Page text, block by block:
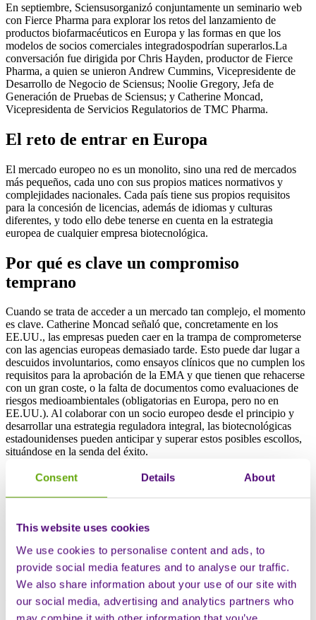
Consent Details About
This website uses cookies
We use cookies to personalise content and ads, to
provide social media features and to analyse our traffic.
We also share information about your use of our site with
our social media, advertising and analytics partners who
En septiembre, Sciensusorganizó conjuntamente un seminario web
con Fierce Pharma para explorar los retos del lanzamiento de
productos biofarmacéuticos en Europa y las formas en que los
modelos de socios comerciales integradospodrían superarlos.La
conversación fue dirigida por Chris Hayden, productor de Fierce
Pharma, a quien se unieron Andrew Cummins, Vicepresidente de
Desarrollo de Negocio de Sciensus; Noolie Gregory, Jefa de
Generación de Pruebas de Sciensus; y Catherine Moncad,
Vicepresidenta de Servicios Regulatorios de TMC Pharma.
El reto de entrar en Europa
El mercado europeo no es un monolito, sino una red de mercados
más pequeños, cada uno con sus propios matices normativos y
complejidades nacionales. Cada país tiene sus propios requisitos
para la concesión de licencias, además de idiomas y culturas
diferentes, y todo ello debe tenerse en cuenta en la estrategia
europea de cualquier empresa biotecnológica.
Por qué es clave un compromiso
temprano
Cuando se trata de acceder a un mercado tan complejo, el momento
es clave. Catherine Moncad señaló que, concretamente en los
EE.UU., las empresas pueden caer en la trampa de comprometerse
con las agencias europeas demasiado tarde. Esto puede dar lugar a
descuidos involuntarios, como ensayos clínicos que no cumplen los
requisitos para la aprobación de la EMA y que tienen que rehacerse
con un gran coste, o la falta de documentos como evaluaciones de
riesgos medioambientales (obligatorias en Europa, pero no en
EE.UU.). Al colaborar con un socio europeo desde el principio y
desarrollar una estrategia reguladora integral, las biotecnológicas
estadounidenses pueden anticipar y superar estos posibles escollos,
situándose en la senda del éxito.
«El compromiso temprano ayuda a las empresas a
reguladores, pero también a los pagadores y a los
Reduce los retrasos, facilita el acceso al mercado y
Catherine Moncad, Vicepresidenta de Servicios
Por qué las asociaciones comerciales